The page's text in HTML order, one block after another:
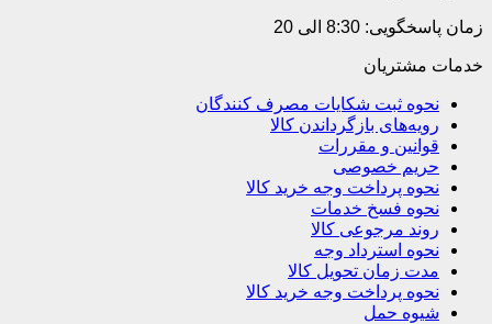
زمان پاسخگویی: 8:30 الی 20
خدمات مشتریان
نحوه ثبت شکایات مصرف کنندگان
رویه‌های بازگرداندن کالا
قوانین و مقررات
حریم خصوصی
نحوه پرداخت وجه خرید کالا
نحوه فسخ خدمات
روند مرجوعی کالا
نحوه استرداد وجه
مدت زمان تحویل کالا
نحوه پرداخت وجه خرید کالا
شیوه حمل